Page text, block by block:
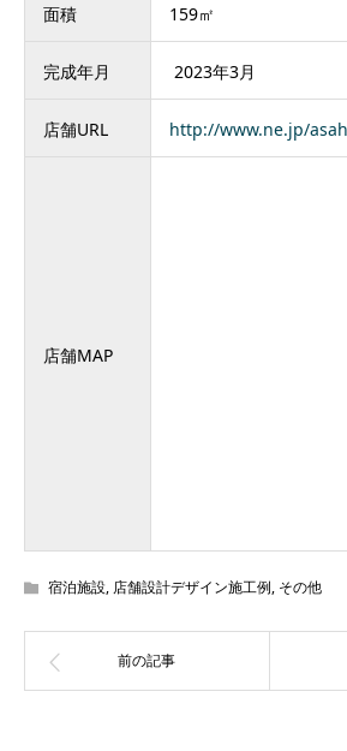
面積 159㎡
完成年月 2023年3月
店舗URL http://www.ne.jp/
店舗MAP
宿泊施設, 店舗設計デザイン施工例, その他